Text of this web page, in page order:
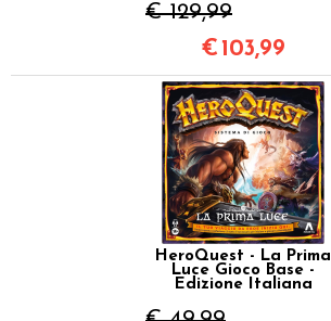
€ 129,99
€ 103,99
HeroQuest - La Prima
Luce Gioco Base -
Edizione Italiana